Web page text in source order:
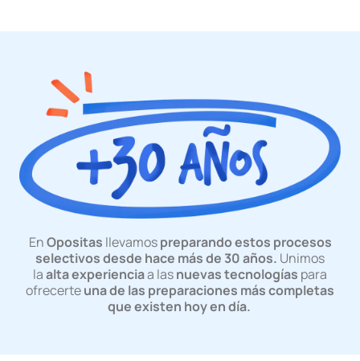
EnOpositas llevamospreparando estos procesos
selectivos desde hace más de 30 años. Unimos
laalta experienciaa lasnuevas tecnologías para
ofrecerteuna de las preparaciones más completas
que existen hoy en día.